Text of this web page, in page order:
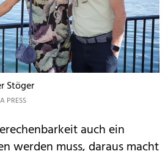
Stöger
PRESS
auch ein
werden muss, daraus macht